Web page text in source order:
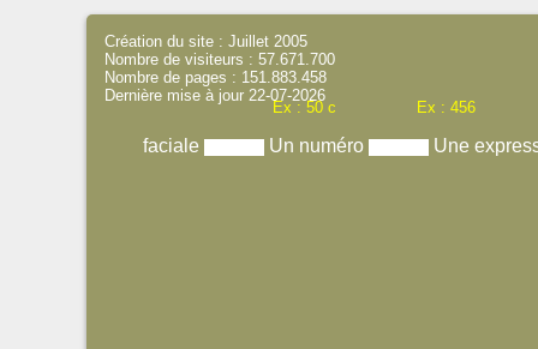
Ex : 50 c Ex : 456
faciale Un numéro Une
Création du site : Juillet 2005
Nombre de visiteurs : 57.671.700
Nombre de pages : 151.883.458
Dernière mise à jour 22-07-2026